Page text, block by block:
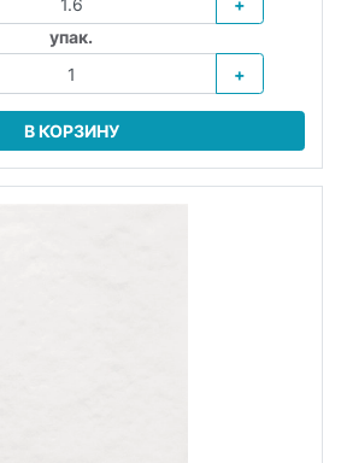
упак.
+
В КОРЗИНУ